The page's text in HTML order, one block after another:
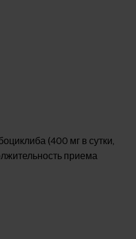
(400 мг в сутки,
приема